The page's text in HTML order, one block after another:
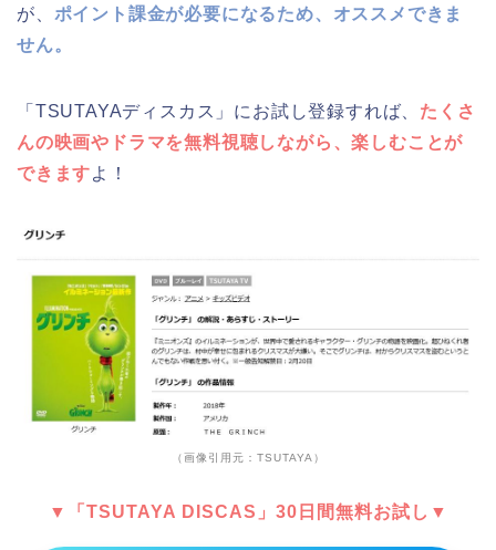
が、 ポイント課金が必要になるため、オススメできま
せん。
「TSUTAYAディスカス」にお試し登録すれば、 たくさ
んの映画やドラマを無料視聴しながら、楽しむことが
できますよ！
（画像引用元：TSUTAYA）
▼「TSUTAYA DISCAS」30日間無料お試し▼